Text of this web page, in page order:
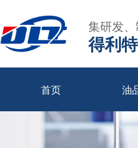
集研发
得利
首页 油